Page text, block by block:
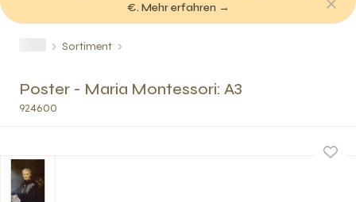
€. Mehr erfahren →
Sortiment
Poster - Maria Montessori: A3
924600